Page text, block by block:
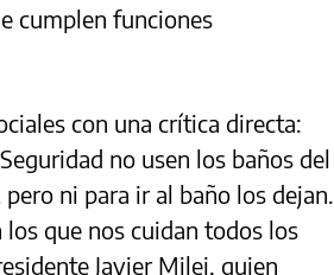
cumplen funciones
con una crítica directa:
no usen los baños del
ni para ir al baño los dejan.
que nos cuidan todos los
Javier Milei, quien